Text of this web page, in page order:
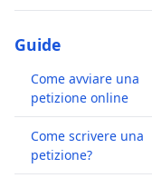
Guide
Come avviare una
petizione online
Come scrivere una
petizione?